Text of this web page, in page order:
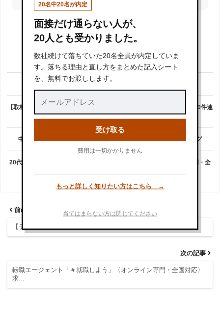
CATEGORY : その他
B【本人確認済み】パーソルテンプスタッフの評判・口コミ
【下書き】マンパワー口コミ
【取材】クラウドワークスで仕事依頼するコツや方法･流れ【5つ星を250件連
続いただいた私が紹介します！】
中塚用【転職プロが32社比較】おすすめ転職エージェントランキング
20代の転職に強い転職エージェント「＃就職しよう」〈オンライン専門・全
前の記事
【テスト】
次の記事
転職エージェント「＃就職しよう」〈オンライン専門・全国対応〉
求…
20名中20名が内定
面接だけ通らない人が、
20人とも受かりました。
数社続けて落ちていた20名全員が内定していま
す。落ちる理由と直し方をまとめた記入シート
を、無料でお渡しします。
受け取る
費用は一切かかりません
もっと詳しく知りたい方はこちら →
当てはまらない方は閉じてください